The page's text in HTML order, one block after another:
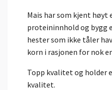
Mais har som kjent
proteininnhold og bygg
hester som ikke tåler
korn i rasjonen for nok
Topp kvalitet og holder
kvalitet.